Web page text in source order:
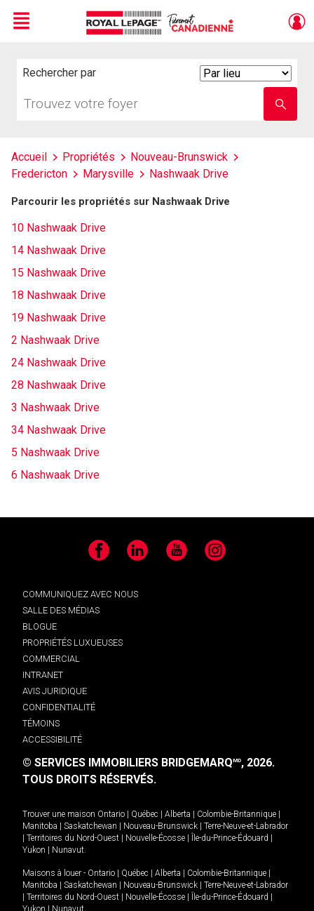
Menu
Rechercher par
votre
nom
Accueil Propriétés
Nouveau-Brunswick
Fredericton
Marysville Nashwaak Drive
Parcourir les propriétés sur Nashwaak Drive
10 Nashwaak Drive
14 Nashwaak Drive
15 Nashwaak Drive
18 Nashwaak Drive
19 Nashwaak Drive
2 Nashwaak Drive
24 Nashwaak Drive
28 Nashwaak Drive
3 Nashwaak Drive
34 Nashwaak Drive
5 Nashwaak Drive
6 Nashwaak Drive
Facebook LinkedIn YouTube Instagram
COMMUNIQUEZ AVEC NOUS
SALLE DES MÉDIAS
BLOGUE
PROPRIÉTÉS LUXUEUSES
COMMERCIAL
INTRANET
AVIS JURIDIQUE
CONFIDENTIALITÉ
TÉMOINS
ACCESSIBILITÉ
© SERVICES IMMOBILIERS BRIDGEMARQMD, 2026.
TOUS DROITS RÉSERVÉS.
Trouver une maison Ontario Québec Alberta Colombie-Britannique
Manitoba
Saskatchewan Nouveau-Brunswick
Terre-Neuve-et-Labrador
Territoires du Nord-Ouest Nouvelle-Écosse Île-du-Prince-Édouard
Yukon
Nunavut.
Maisons à louer - Ontario Québec Alberta Colombie-Britannique
Manitoba
Saskatchewan Nouveau-Brunswick
Terre-Neuve-et-Labrador
Territoires du Nord-Ouest Nouvelle-Écosse Île-du-Prince-Édouard
Yukon
Nunavut.